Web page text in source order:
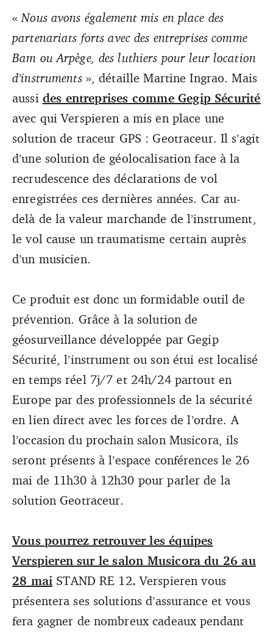
« Nous avons également mis en place des
partenariats forts avec des entreprises comme
Bam ou Arpège, des luthiers pour leur location
d’instruments», détaille Martine Ingrao. Mais
aussi des entreprises comme Gegip Sécurité
avec qui Verspieren a mis en place une
solution de traceur GPS : Geotraceur. Il s’agit
d’une solution de géolocalisation face à la
recrudescence des déclarations de vol
enregistrées ces dernières années. Car au-
delà de la valeur marchande de l’instrument,
le vol cause un traumatisme certain auprès
d’un musicien.
Ce produit est donc un formidable outil de
prévention. Grâce à la solution de
géosurveillance développée par Gegip
Sécurité, l’instrument ou son étui est localisé
en temps réel 7j/7 et 24h/24 partout en
Europe par des professionnels de la sécurité
en lien direct avec les forces de l’ordre. A
l’occasion du prochain salon Musicora, ils
seront présents à l’espace conférences le 26
mai de 11h30 à 12h30 pour parler de la
solution Geotraceur.
Vous pourrez retrouver les équipes
Verspieren sur le salon Musicora du 26 au
28 mai STAND RE 12.Verspieren vous
présentera ses solutions d’assurance et vous
fera gagner de nombreux cadeaux pendant